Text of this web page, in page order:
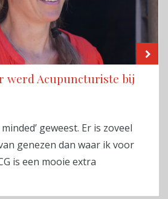
werd Acupuncturiste bij
geweest. Er is zoveel
genezen dan waar ik voor
is een mooie extra